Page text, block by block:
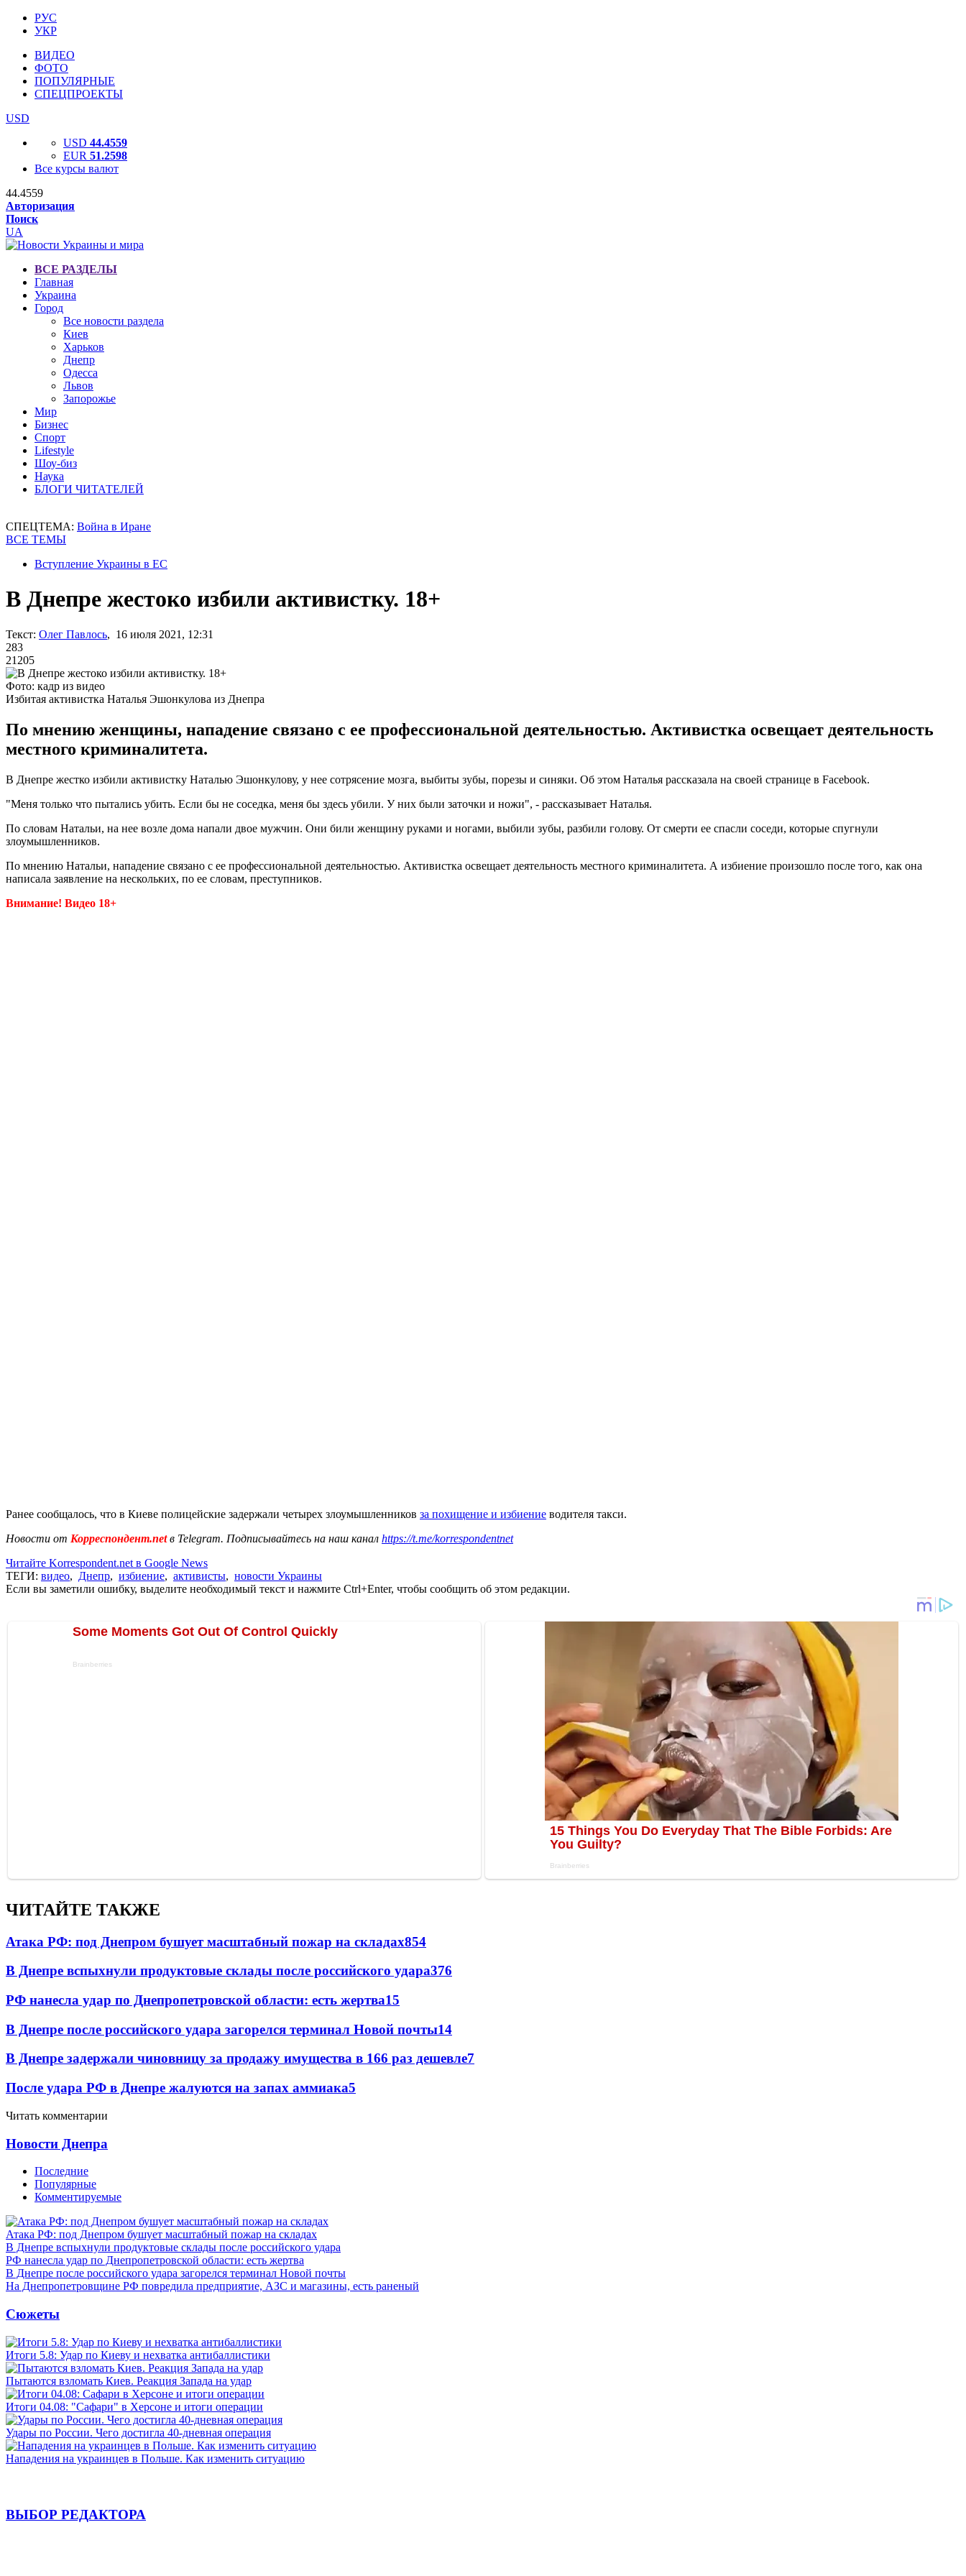
РУС
УКР
ВИДЕО
ФОТО
ПОПУЛЯРНЫЕ
СПЕЦПРОЕКТЫ
USD
USD 44.4559
EUR 51.2598
Все курсы валют
44.4559
Авторизация
Поиск
UA
ВСЕ РАЗДЕЛЫ
Главная
Украина
Город
Все новости раздела
Киев
Харьков
Днепр
Одесса
Львов
Запорожье
Мир
Бизнес
Спорт
Lifestyle
Шоу-биз
Наука
БЛОГИ ЧИТАТЕЛЕЙ
СПЕЦТЕМА: Война в Иране
ВСЕ ТЕМЫ
Вступление Украины в ЕС
В Днепре жестоко избили активистку. 18+
Текст: Олег Павлось, 16 июля 2021, 12:31
283
21205
Фото: кадр из видео
Избитая активистка Наталья Эшонкулова из Днепра
По мнению женщины, нападение связано с ее профессиональной деятельностью. Активистка освещает деятельность
местного криминалитета.
В Днепре жестко избили активистку Наталью Эшонкулову, у нее сотрясение мозга, выбиты зубы, порезы и синяки. Об этом Наталья рассказала на своей странице в Facebook.
"Меня только что пытались убить. Если бы не соседка, меня бы здесь убили. У них были заточки и ножи", - рассказывает Наталья.
По словам Натальи, на нее возле дома напали двое мужчин. Они били женщину руками и ногами, выбили зубы, разбили голову. От смерти ее спасли соседи, которые спугнули
злоумышленников.
По мнению Натальи, нападение связано с ее профессиональной деятельностью. Активистка освещает деятельность местного криминалитета. А избиение произошло после того, как она
написала заявление на нескольких, по ее словам, преступников.
Внимание! Видео 18+
Ранее сообщалось, что в Киеве полицейские задержали четырех злоумышленников за похищение и избиение водителя такси.
Новости от Корреспондент.netв Telegram. Подписывайтесь на наш канал https://t.me/korrespondentnet
Читайте Korrespondent.net в Google News
ТЕГИ: видео, Днепр, избиение, активисты, новости Украины
Если вы заметили ошибку, выделите необходимый текст и нажмите Ctrl+Enter, чтобы сообщить об этом редакции.
ЧИТАЙТЕ ТАКЖЕ
Атака РФ: под Днепром бушует масштабный пожар на складах854
В Днепре вспыхнули продуктовые склады после российского удара376
РФ нанесла удар по Днепропетровской области: есть жертва15
В Днепре после российского удара загорелся терминал Новой почты14
В Днепре задержали чиновницу за продажу имущества в 166 раз дешевле7
После удара РФ в Днепре жалуются на запах аммиака5
Читать комментарии
Новости Днепра
Последние
Популярные
Комментируемые
Атака РФ: под Днепром бушует масштабный пожар на складах
В Днепре вспыхнули продуктовые склады после российского удара
РФ нанесла удар по Днепропетровской области: есть жертва
В Днепре после российского удара загорелся терминал Новой почты
На Днепропетровщине РФ повредила предприятие, АЗС и магазины, есть раненый
Сюжеты
Итоги 5.8: Удар по Киеву и нехватка антибаллистики
Пытаются взломать Киев. Реакция Запада на удар
Итоги 04.08: "Сафари" в Херсоне и итоги операции
Удары по России. Чего достигла 40-дневная операция
Нападения на украинцев в Польше. Как изменить ситуацию
ВЫБОР РЕДАКТОРА